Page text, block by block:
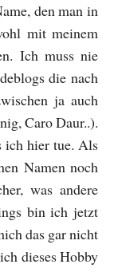
den man in
mit meinem
Ich muss nie
die nach
ja auch
Caro Daur..).
ich hier tue. Als
Namen noch
was andere
bin ich jetzt
das gar nicht
dieses Hobby